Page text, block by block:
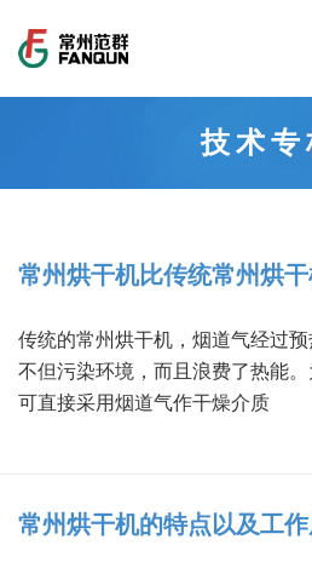
公司荣誉
范群文化
载体催化剂全自动生产线系列
回转圆筒干燥焙烧系列
喷雾干燥机系列
新能源新材料行业
制药行业
环保行业
技术中心
工程实验室
质量监督技术中心
新闻中心
行业新闻
常见问题
社会责任
技术专
常州烘干机比传统常州烘
传统的常州烘干机，烟道气经过预
不但污染环境，而且浪费了热能。
可直接采用烟道气作干燥介质
常州烘干机的特点以及工